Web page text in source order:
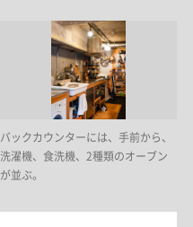
バックカウンターには、手前から、
洗濯機、食洗機、2種類のオーブン
が並ぶ。